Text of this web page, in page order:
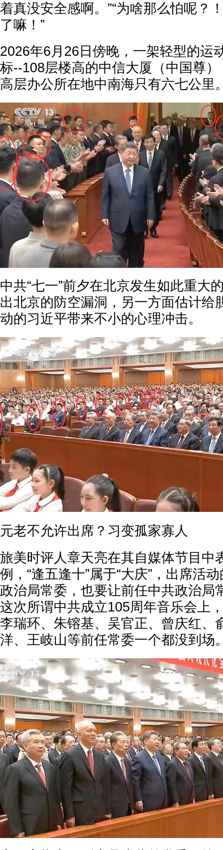
着真没安全感啊。”“为啥那么怕呢？
了嘛！”
2026年6月26日傍晚，一架轻型的运
标--108层楼高的中信大厦（中国尊
高层办公所在地中南海只有六七公里
中共“七一”前夕在北京发生如此重大
出北京的防空漏洞，另一方面估计给
动的习近平带来不小的心理冲击。
元老不允许出席？习变孤家寡人
旅美时评人章天亮在其自媒体节目中
例，“逢五逢十”属于“大庆”，出席活
政治局常委，也要让前任中共政治局
这次所谓中共成立105周年音乐会上
李瑞环、朱镕基、吴官正、曾庆红、
洋、王岐山等前任常委一个都没到场